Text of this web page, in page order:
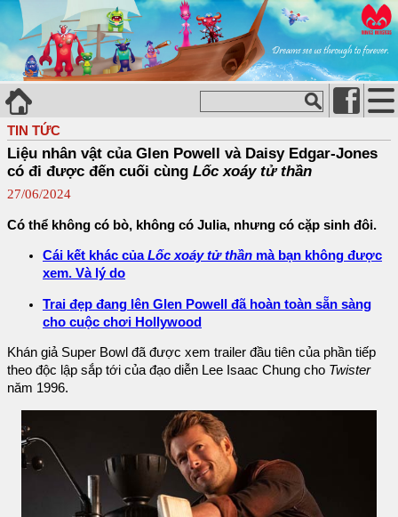
TIN TỨC
Liệu nhân vật của Glen Powell và Daisy Edgar-Jones
có đi được đến cuối cùng Lốc xoáy tử thần
27/06/2024
Có thể không có bò, không có Julia, nhưng có cặp sinh đôi.
Cái kết khác củaLốc xoáy tử thần mà bạn không được
xem. Và lý do
Trai đẹp đang lên Glen Powell đã hoàn toàn sẵn sàng
cho cuộc chơi Hollywood
Khán giả Super Bowl đã được xem trailer đầu tiên của phần tiếp
theo độc lập sắp tới của đạo diễn Lee Isaac Chung cho Twister
năm 1996.